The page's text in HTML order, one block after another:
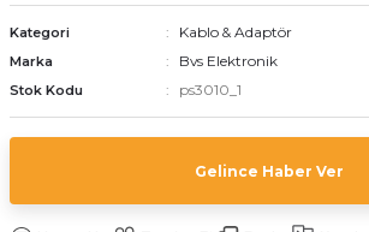
Kategori Kablo & Adaptör
Marka Bvs Elektronik
Stok Kodu ps3010_1
Gelince Haber Ver